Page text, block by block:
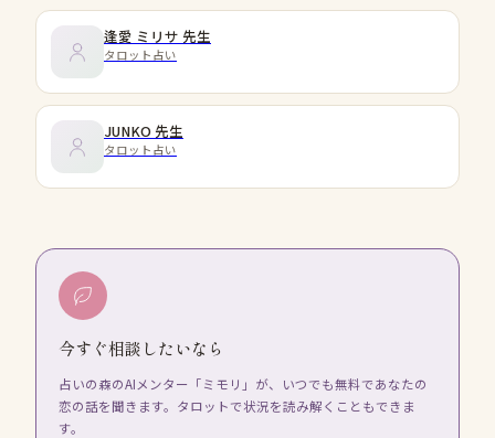
逢愛 ミリサ 先生
タロット占い
JUNKO 先生
タロット占い
今すぐ相談したいなら
占いの森のAIメンター「ミモリ」が、いつでも無料であなたの
恋の話を聞きます。タロットで状況を読み解くこともできま
す。